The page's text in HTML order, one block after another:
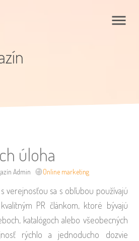
úloha
Admin Online marketing
verejnosťou sa s obľubou používajú
PR článkom, ktoré bývajú
katalógoch alebo všeobecných
rýchlo a jednoducho dozvie